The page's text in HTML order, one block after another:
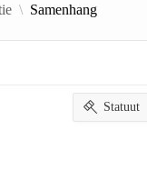
Samenhang
Statuut